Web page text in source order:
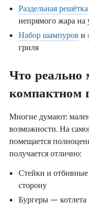
Раздельная решётка
непрямого жара на
Набор шампуров и
гриля
Что реально
компактном
Многие думают:
возможности. На
помещается
получается отлично:
Стейки и
сторону
Бургеры — котлета